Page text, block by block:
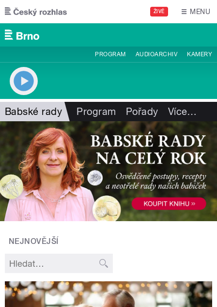
Přejít k hlavnímu obsahu
ŽIVĚ MENU
PROGRAM AUDIOARCHIV KAMERY
Babské rady Program Pořady Více…
NEJNOVĚJŠÍ